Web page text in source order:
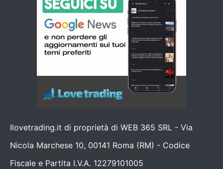
Ilovetrading.it di proprietà di WEB 365 SRL - Via
Nicola Marchese 10, 00141 Roma (RM) - Codice
Fiscale e Partita I.V.A. 12279101005